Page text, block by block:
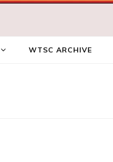
WTSC ARCHIVE